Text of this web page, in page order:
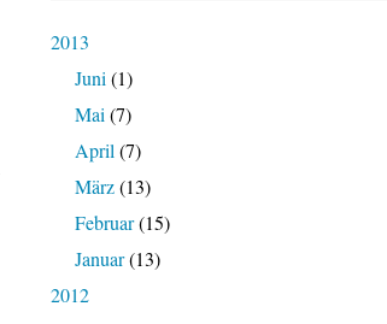
2013
Juni (1)
Mai (7)
April (7)
März(13)
Februar(15)
Januar(13)
2012